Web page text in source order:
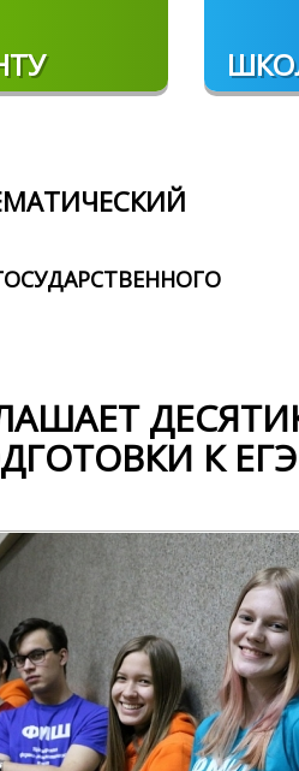
К ЕГЭ